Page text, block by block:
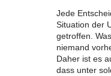
Jede
Situation der
getroffen.
niemand
Daher ist es
dass unter